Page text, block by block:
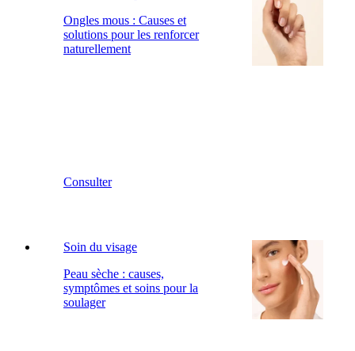
Ongles mous : Causes et
solutions pour les renforcer
naturellement
Consulter
Soin du visage
Peau sèche : causes,
symptômes et soins pour la
soulager